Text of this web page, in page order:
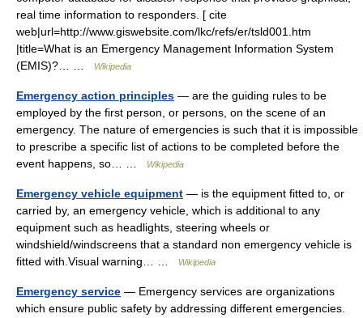
real time information to responders. [ cite
web|url=http://www.giswebsite.com/lkc/refs/er/tsld001.htm
|title=What is an Emergency Management Information System
(EMIS)?… …
Wikipedia
Emergency action principles — are the guiding rules to be
employed by the first person, or persons, on the scene of an
emergency. The nature of emergencies is such that it is impossible
to prescribe a specific list of actions to be completed before the
event happens, so… …
Wikipedia
Emergency vehicle equipment — is the equipment fitted to, or
carried by, an emergency vehicle, which is additional to any
equipment such as headlights, steering wheels or
windshield/windscreens that a standard non emergency vehicle is
fitted with.Visual warning… …
Wikipedia
Emergency service — Emergency services are organizations
which ensure public safety by addressing different emergencies.